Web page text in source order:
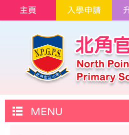
主頁 入學申請
MENU